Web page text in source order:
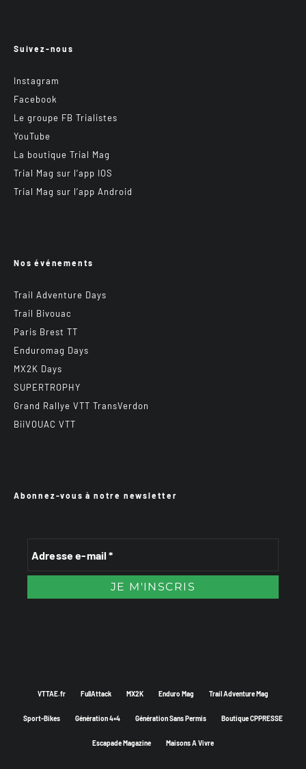
Suivez-nous
Instagram
Facebook
Le groupe FB Trialistes
YouTube
La boutique Trial Mag
Trial Mag sur l’app IOS
Trial Mag sur l’app Android
Nos événements
Trail Adventure Days
Trail Bivouac
Paris Brest TT
Enduromag Days
MX2K Days
SUPERTROPHY
Grand Rallye VTT TransVerdon
BiiVOUAC VTT
Abonnez-vous à notre newsletter
VTTAE.fr FullAttack MX2K Enduro Mag Trail Adventure Mag
Sport-Bikes Génération 4×4 Génération Sans Permis Boutique CPPRESSE
Escapade Magazine Maisons A Vivre